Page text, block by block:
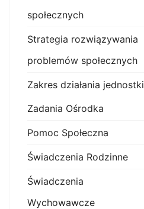
społecznych
Strategia rozwiązywania
problemów społecznych
Zakres działania jednostki
Zadania Ośrodka
Pomoc Społeczna
Świadczenia Rodzinne
Świadczenia
Wychowawcze